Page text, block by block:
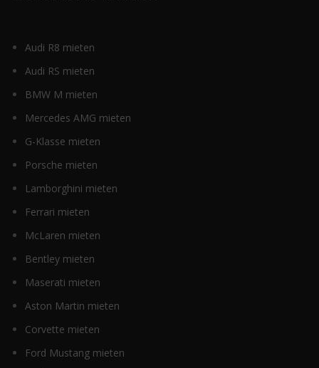
Audi R8 mieten
Audi RS mieten
BMW M mieten
Mercedes AMG mieten
G-Klasse mieten
Porsche mieten
Lamborghini mieten
Ferrari mieten
McLaren mieten
Bentley mieten
Maserati mieten
Aston Martin mieten
Corvette mieten
Ford Mustang mieten